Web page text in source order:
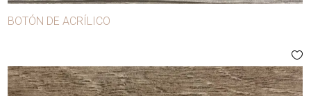
BOTÓN DE ACRÍLICO